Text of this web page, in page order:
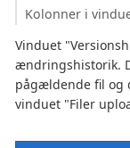
Kolonner i
Vinduet
ændringshistorik.
pågældende fil og
vinduet "Filer